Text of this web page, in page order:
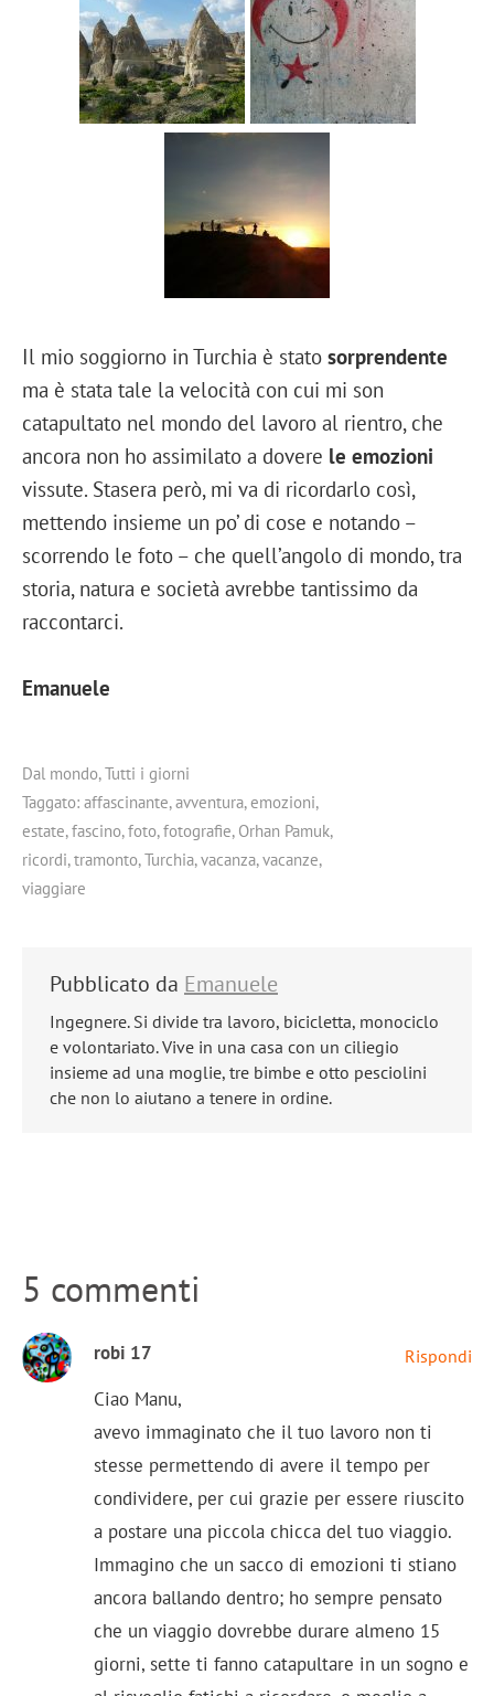
Il mio soggiorno in Turchia è stato sorprendente
ma è stata tale la velocità con cui mi son
catapultato nel mondo del lavoro al rientro, che
ancora non ho assimilato a dovere le emozioni
vissute. Stasera però, mi va di ricordarlo così,
mettendo insieme un po’ di cose e notando –
scorrendo le foto – che quell’angolo di mondo, tra
storia, natura e società avrebbe tantissimo da
raccontarci.
Emanuele
Dal mondo,Tutti i giorni
Taggato: affascinante,avventura,emozioni,
estate,fascino,foto,fotografie, Orhan Pamuk,
ricordi,tramonto,Turchia,vacanza,vacanze,
viaggiare
Pubblicato da Emanuele
Ingegnere. Si divide tra lavoro, bicicletta, monociclo
e volontariato. Vive in una casa con un ciliegio
insieme ad una moglie, tre bimbe e otto pesciolini
che non lo aiutano a tenere in ordine.
5 commenti
robi 17 Rispondi
Ciao Manu,
avevo immaginato che il tuo lavoro non ti
stesse permettendo di avere il tempo per
condividere, per cui grazie per essere riuscito
a postare una piccola chicca del tuo viaggio.
Immagino che un sacco di emozioni ti stiano
ancora ballando dentro; ho sempre pensato
che un viaggio dovrebbe durare almeno 15
giorni, sette ti fanno catapultare in un sogno e